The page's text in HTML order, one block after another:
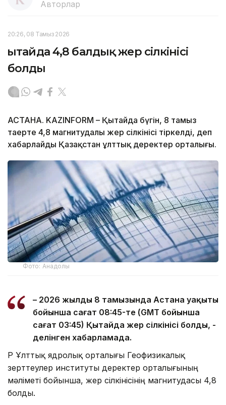
Авторлар
20:26, 08 Тамыз 2026
Қытайда 4,8 балдық жер сілкінісі
болды
АСТАНА. KAZINFORM – Қытайда бүгін, 8 тамыз
таңертең 4,8 магнитудалы жер сілкінісі тіркелді, деп
хабарлайды Қазақстан ұлттық деректер орталығы.
Фото: Анадолы
– 2026 жылдың 8 тамызында Астана уақыты
бойынша сағат 08:45-те (GMT бойынша
сағат 03:45) Қытайда жер сілкінісі болды, -
делінген хабарламада.
ҚР Ұлттық ядролық орталығы Геофизикалық
зерттеулер институты деректер орталығының
мәліметі бойынша, жер сілкінісінің магнитудасы 4,8
болды.